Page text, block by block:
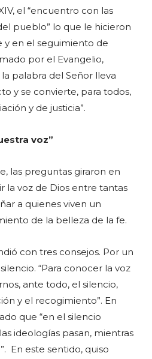
el “encuentro con las
pueblo” lo que le hicieron
y en el seguimiento de
por el Evangelio,
palabra del Señor lleva
y se convierte, para todos,
y de justicia”.
voz”
las preguntas giraron en
la voz de Dios entre tantas
a quienes viven un
de la belleza de la fe.
con tres consejos. Por un
“Para conocer la voz
ante todo, el silencio,
y el recogimiento”. En
que “en el silencio
ideologías pasan, mientras
En este sentido, quiso